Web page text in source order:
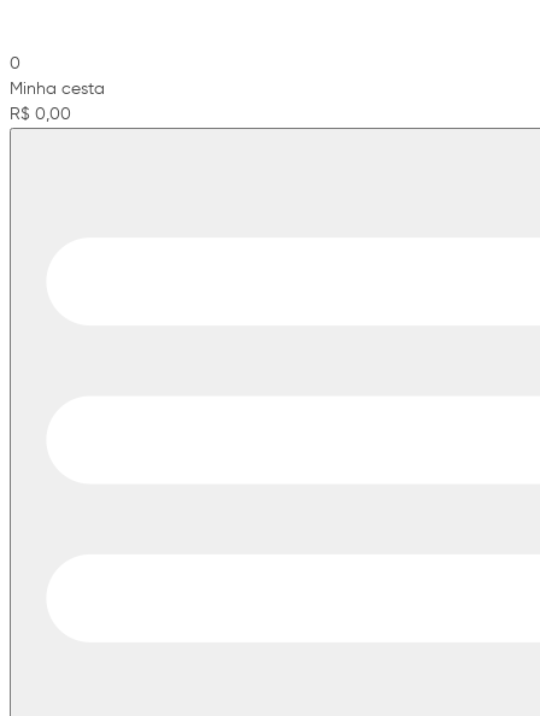
0
Minha cesta
R$ 0,00